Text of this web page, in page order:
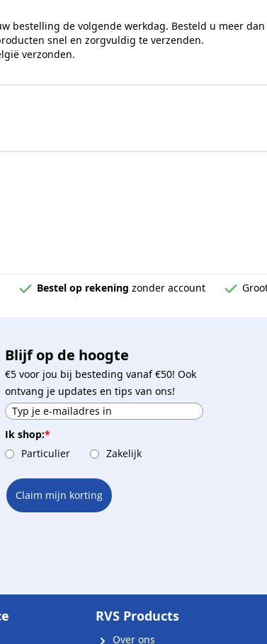
Nee
Nee
bestelling de volgende werkdag. Besteld u meer
snel en zorgvuldig te verzenden.
verzonden.
Bestel op rekening zonder account
Blijf op de hoogte
€5 voor jou bij besteding vanaf €50! Ook
ontvang je updates en tips van ons!
Ik shop:*
Particulier
Zakelijk
Claim mijn korting
RVS Products
Over ons